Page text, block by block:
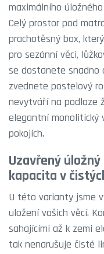
maximálního
Celý prostor pod
prachotěsný box,
pro sezónní věci,
se dostanete snadno
zvednete postelový
nevytváří na podlaze
elegantní monolitický
pokojích.
Uzavřený
kapacita v
U této varianty jsme
uložení vašich věcí.
sahajícími až k zemi
tak nenarušuje čisté